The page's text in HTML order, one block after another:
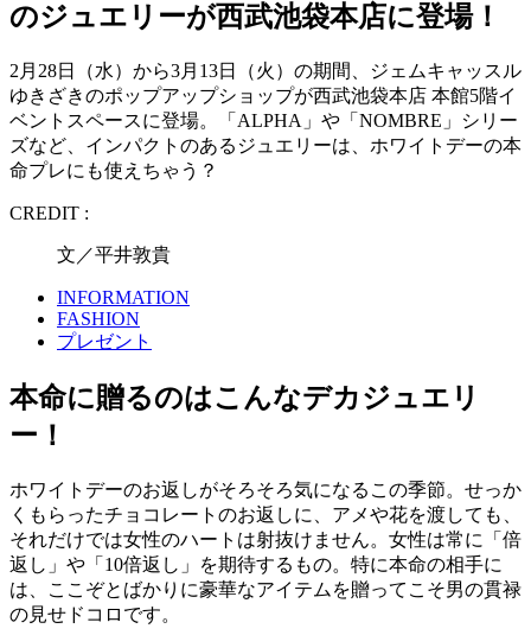
のジュエリーが西武池袋本店に登場！
2月28日（水）から3月13日（火）の期間、ジェムキャッスル
ゆきざきのポップアップショップが西武池袋本店 本館5階イ
ベントスペースに登場。「ALPHA」や「NOMBRE」シリー
ズなど、インパクトのあるジュエリーは、ホワイトデーの本
命プレにも使えちゃう？
CREDIT :
文／平井敦貴
INFORMATION
FASHION
プレゼント
本命に贈るのはこんなデカジュエリ
ー！
ホワイトデーのお返しがそろそろ気になるこの季節。せっか
くもらったチョコレートのお返しに、アメや花を渡しても、
それだけでは女性のハートは射抜けません。女性は常に「倍
返し」や「10倍返し」を期待するもの。特に本命の相手に
は、ここぞとばかりに豪華なアイテムを贈ってこそ男の貫禄
の見せドコロです。